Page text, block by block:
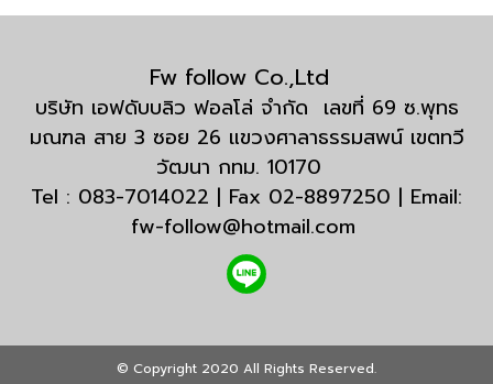
Fw follow Co.,Ltd
บริษัท เอฟดับบลิว ฟอลโล่ จำกัด เลขที่ 69 ซ.พุทธ
มณฑล สาย 3 ซอย 26 แขวงศาลาธรรมสพน์ เขตทวี
วัฒนา กทม. 10170
Tel : 083-7014022 | Fax 02-8897250 | Email:
fw-follow@hotmail.com
© Copyright 2020 All Rights Reserved.